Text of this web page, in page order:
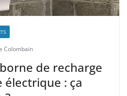
Colombain
de recharge
électrique : ça